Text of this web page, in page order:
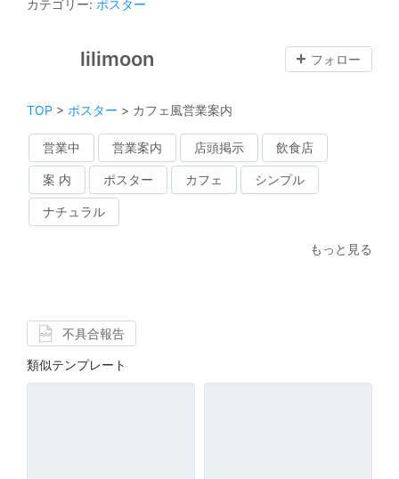
カテゴリー: ポスター
lilimoon フォロー
TOP > ポスター > カフェ風営業案内
営業中 営業案内 店頭掲示 飲食店
案 内 ポスター カフェ シンプル
ナチュラル
もっと見る
不具合報告
類似テンプレート